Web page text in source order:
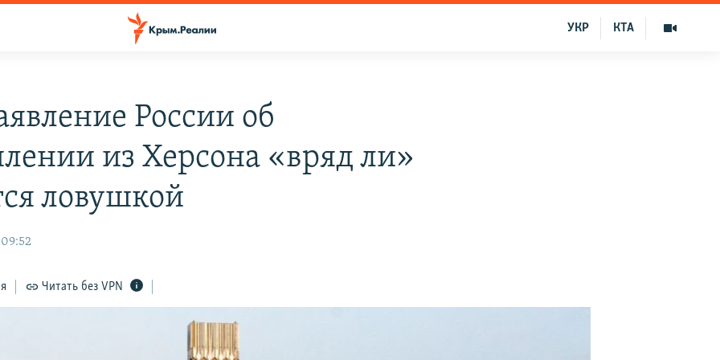
КТА
УКР
России об
из Херсона «вряд ли»
ловушкой
Читать без VPN